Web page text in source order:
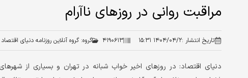
مراقبت روانی در روزهای ناآرام
تاریخ انتشار :۱۴۰۴/۰۴/۲ ۱۵:۳۱ ۴۱۹۰۶۱۳ گروه: گروه آنلاین روزنامه دنیای اقتصاد
دنیای اقتصاد: در روزهای اخیر خواب شبانه در تهران و بسیاری از